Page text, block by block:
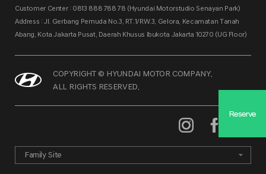
Reserve
Customer Center : 0813 888 788 78 (Hyundai Motorstudio Senayan Park)
Address : Jl. Gerbang Pemuda No.3, RT.1/RW.3, Gelora, Kecamatan Tanah
Abang, Kota Jakarta Pusat, Daerah Khusus Ibukota Jakarta 10270 (UG Floor)
COPYRIGHT © HYUNDAI MOTOR COMPANY.
ALL RIGHTS RESERVED.
Family Site